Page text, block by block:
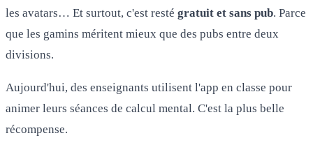
les avatars… Et surtout, c'est resté gratuit et sans pub. Parce
que les gamins méritent mieux que des pubs entre deux
divisions.
Aujourd'hui, des enseignants utilisent l'app en classe pour
animer leurs séances de calcul mental. C'est la plus belle
récompense.